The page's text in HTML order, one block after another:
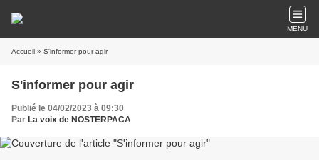
MENU
Accueil » S'informer pour agir
S'informer pour agir
Publié le 04/02/2023 à 09:30
Par La voix de NOSTERPACA